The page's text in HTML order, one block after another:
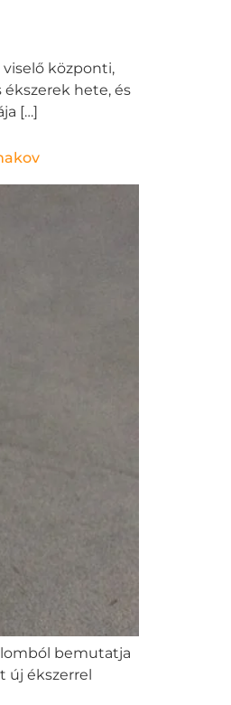
központi,
hete, és
[…]
bemutatja
új ékszerrel